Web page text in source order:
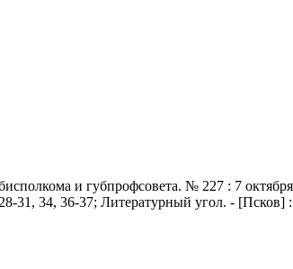
и губпрофсовета. № 227 : 7
31, 34, 36-37; Литературный угол. -